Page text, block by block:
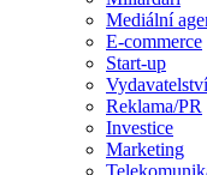
Mediální
E-commerce
Start-up
Vydavatelství
Reklama/PR
Investice
Marketing